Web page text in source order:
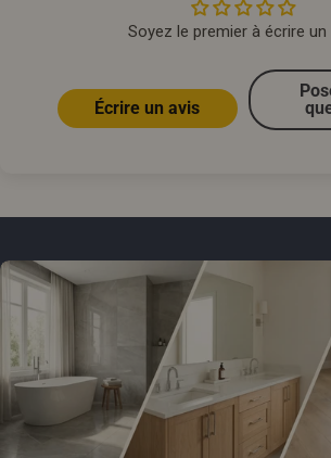
Soyez le premier à écrire un
Écrire un avis